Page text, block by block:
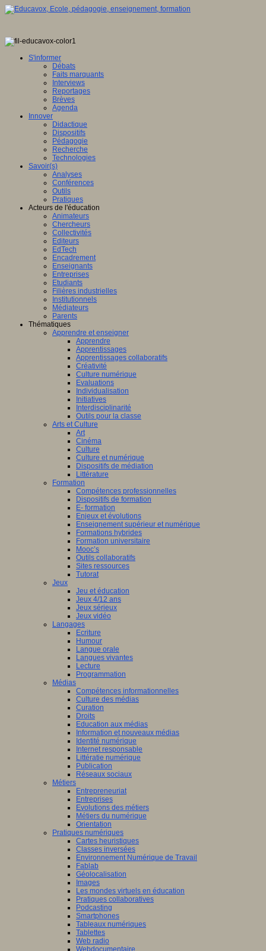
S'informer
Débats
Faits marquants
Interviews
Reportages
Brèves
Agenda
Innover
Didactique
Dispositifs
Pédagogie
Recherche
Technologies
Savoir(s)
Analyses
Conférences
Outils
Pratiques
Acteurs de l'éducation
Animateurs
Chercheurs
Collectivités
Editeurs
EdTech
Encadrement
Enseignants
Entreprises
Etudiants
Filières industrielles
Institutionnels
Médiateurs
Parents
Thématiques
Apprendre et enseigner
Apprendre
Apprentissages
Apprentissages collaboratifs
Créativité
Culture numérique
Evaluations
Individualisation
Initiatives
Interdisciplinarité
Outils pour la classe
Arts et Culture
Art
Cinéma
Culture
Culture et numérique
Dispositifs de médiation
Littérature
Formation
Compétences professionnelles
Dispositifs de formation
E- formation
Enjeux et évolutions
Enseignement supérieur et numérique
Formations hybrides
Formation universitaire
Mooc’s
Outils collaboratifs
Sites ressources
Tutorat
Jeux
Jeu et éducation
Jeux 4/12 ans
Jeux sérieux
Jeux vidéo
Langages
Ecriture
Humour
Langue orale
Langues vivantes
Lecture
Programmation
Médias
Compétences informationnelles
Culture des médias
Curation
Droits
Education aux médias
Information et nouveaux médias
Identité numérique
Internet responsable
Littératie numérique
Publication
Réseaux sociaux
Métiers
Entrepreneuriat
Entreprises
Evolutions des métiers
Métiers du numérique
Orientation
Pratiques numériques
Cartes heuristiques
Classes inversées
Environnement Numérique de Travail
Fablab
Géolocalisation
Images
Les mondes virtuels en éducation
Pratiques collaboratives
Podcasting
Smartphones
Tableaux numériques
Tablettes
Web radio
Webdocumentaire